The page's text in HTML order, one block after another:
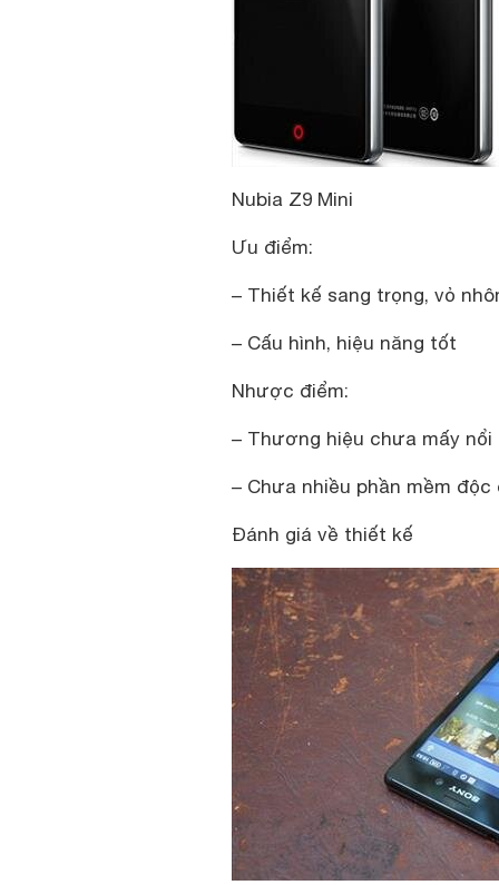
Nubia Z9 Mini
Ưu điểm:
– Thiết kế sang trọng, vỏ
– Cấu hình, hiệu năng tốt
Nhược điểm:
– Thương hiệu chưa mấy nổi
– Chưa nhiều phần mềm độc
Đánh giá về thiết kế